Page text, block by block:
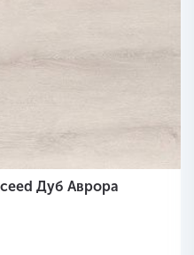
Дуб Аврора